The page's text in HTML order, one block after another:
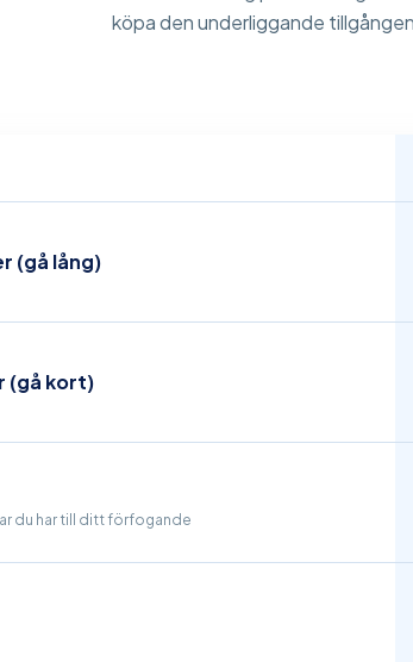
köpa den underliggande
(gå lång)
(gå kort)
du har till ditt förfogande